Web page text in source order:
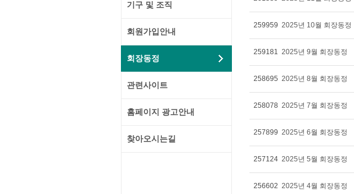
기구 및 조직
회원가입안내
회장동정
관련사이트
홈페이지 광고안내
찾아오시는길
259959 2025년 10월 회장동정
259181 2025년 9월 회장동정
258695 2025년 8월 회장동정
258078 2025년 7월 회장동정
257899 2025년 6월 회장동정
257124 2025년 5월 회장동정
256602 2025년 4월 회장동정